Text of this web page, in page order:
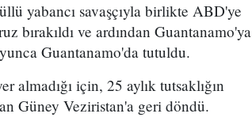
yabancı savaşçıyla birlikte ABD'ye
bırakıldı ve ardından Guantanamo'ya
Guantanamo'da tutuldu.
almadığı için, 25 aylık tutsaklığın
Güney Veziristan'a geri döndü.